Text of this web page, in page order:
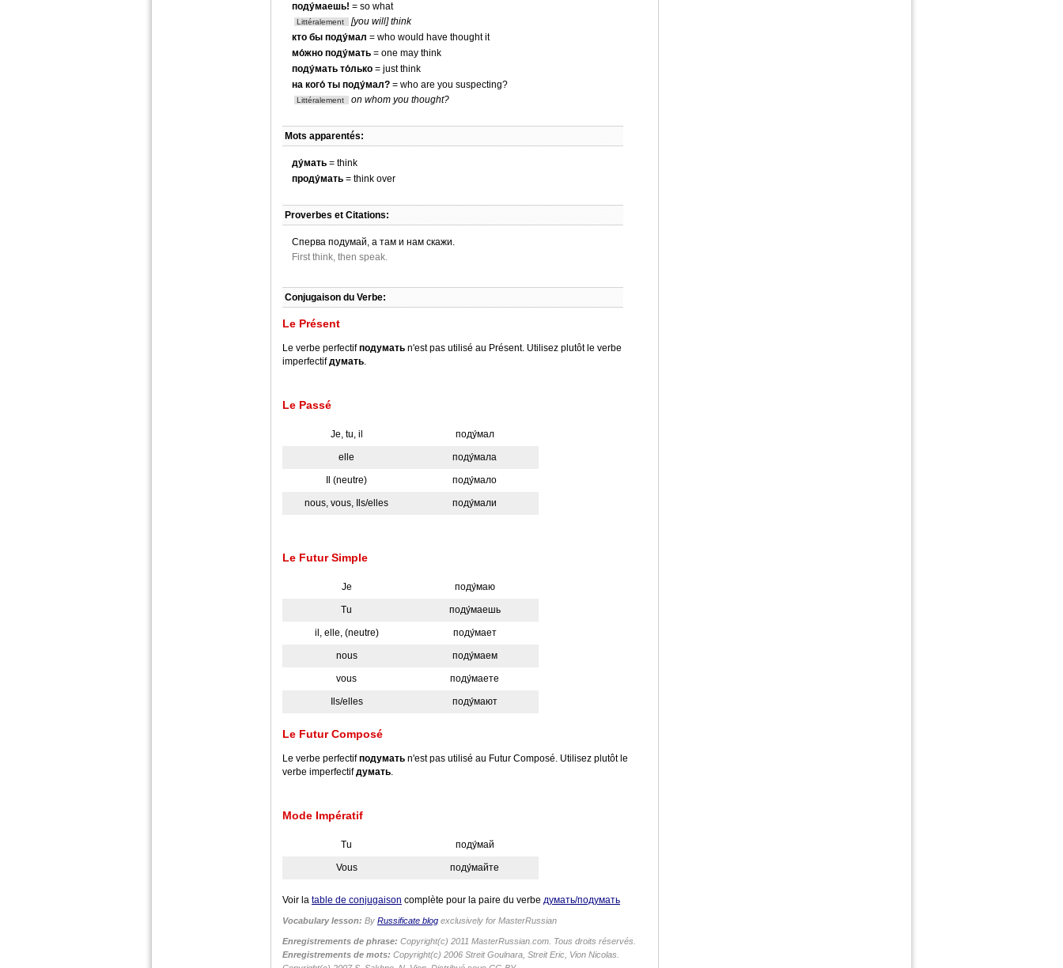
поду́маешь! = so what
Littéralement
[you will] think
кто бы поду́мал = who would have thought it
мо́жно поду́мать = one may think
поду́мать то́лько = just think
на кого́ ты поду́мал? = who are you suspecting?
Littéralement on whom you thought?
Mots apparentés:
ду́мать = think
проду́мать = think over
Proverbes et Citations:
Сперва подумай, а там и нам скажи.
First think, then speak.
Conjugaison du Verbe:
Le Présent
Le verbe perfectifподумать n'est pas utilisé au Présent. Utilisez plutôt le verbe
imperfectifдумать.
Le Passé
Je, tu, il поду́мал
elle поду́мала
Il (neutre) поду́мало
nous, vous, Ils/elles поду́мали
Le Futur Simple
Je поду́маю
Tu поду́маешь
il, elle, (neutre) поду́мает
nous поду́маем
vous поду́маете
Ils/elles поду́мают
Le Futur Composé
Le verbe perfectifподумать n'est pas utilisé au Futur Composé. Utilisez plutôt le
verbe imperfectifдумать.
Mode Impératif
Tu поду́май
Vous поду́майте
Voir la table de conjugaison complète pour la paire du verbe думать/подумать
Vocabulary lesson: By Russificate blog exclusively for MasterRussian
Enregistrements de phrase: Copyright(c) 2011 MasterRussian.com. Tous droits réservés.
Enregistrements de mots: Copyright(c) 2006 Streit Goulnara, Streit Eric, Vion Nicolas.